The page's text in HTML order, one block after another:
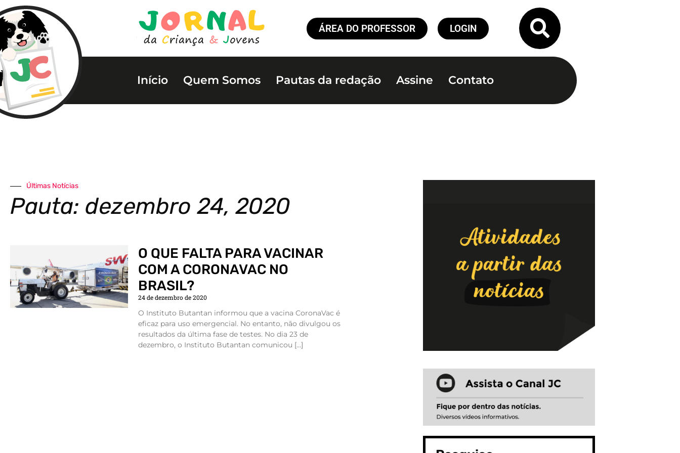
ÁREA DO PROFESSOR LOGIN
Início Quem Somos Pautas da redação Assine Contato
Últimas Notícias
Pauta: dezembro 24, 2020
O QUE FALTA PARA VACINAR
COM A CORONAVAC NO
BRASIL?
24 de dezembro de 2020
O Instituto Butantan informou que a vacina CoronaVac é
eficaz para uso emergencial. No entanto, não divulgou os
resultados da última fase de testes. No dia 23 de
dezembro, o Instituto Butantan comunicou […]